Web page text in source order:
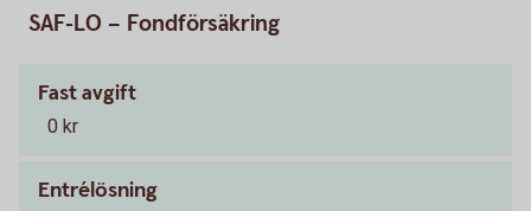
SAF-LO – Fondförsäkring
Fast avgift
0 kr
Entrélösning